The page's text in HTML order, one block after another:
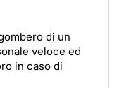
di un
veloce ed
in caso di